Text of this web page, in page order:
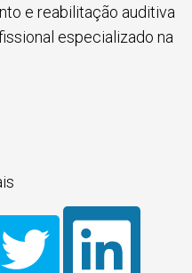
e reabilitação auditiva
especializado na